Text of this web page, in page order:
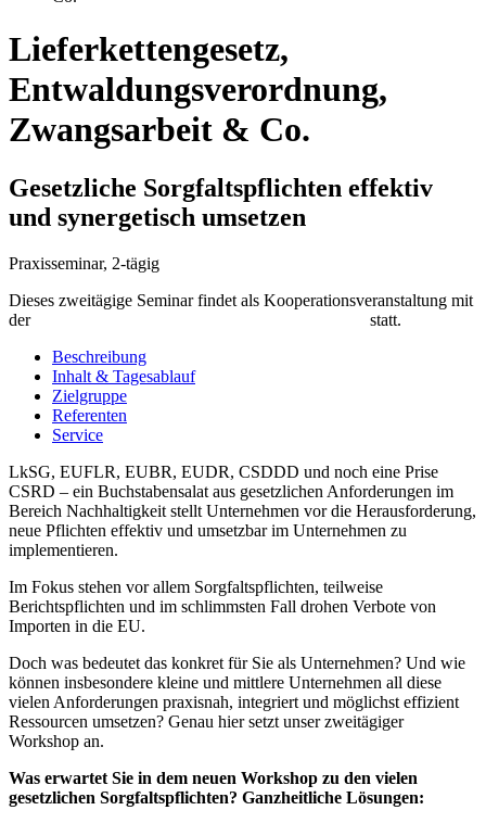
Lieferkettengesetz,
Entwaldungsverordnung,
Zwangsarbeit & Co.
Gesetzliche Sorgfaltspflichten effektiv
und synergetisch umsetzen
Praxisseminar, 2-tägig
Dieses zweitägige Seminar findet als Kooperationsveranstaltung mit
der
statt.
Beschreibung
Inhalt & Tagesablauf
Zielgruppe
Referenten
Service
LkSG, EUFLR, EUBR, EUDR, CSDDD und noch eine Prise
CSRD – ein Buchstabensalat aus gesetzlichen Anforderungen im
Bereich Nachhaltigkeit stellt Unternehmen vor die Herausforderung,
neue Pflichten effektiv und umsetzbar im Unternehmen zu
implementieren.
Im Fokus stehen vor allem Sorgfaltspflichten, teilweise
Berichtspflichten und im schlimmsten Fall drohen Verbote von
Importen in die EU.
Doch was bedeutet das konkret für Sie als Unternehmen? Und wie
können insbesondere kleine und mittlere Unternehmen all diese
vielen Anforderungen praxisnah, integriert und möglichst effizient
Ressourcen umsetzen? Genau hier setzt unser zweitägiger
Workshop an.
Was erwartet Sie in dem neuen Workshop zu den vielen
gesetzlichen Sorgfaltspflichten? Ganzheitliche Lösungen: